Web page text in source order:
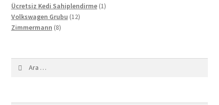
ürün
Ücretsiz Kedi Sahiplendirme 11
Volkswagen Grubu 1212
Zimmermann 88